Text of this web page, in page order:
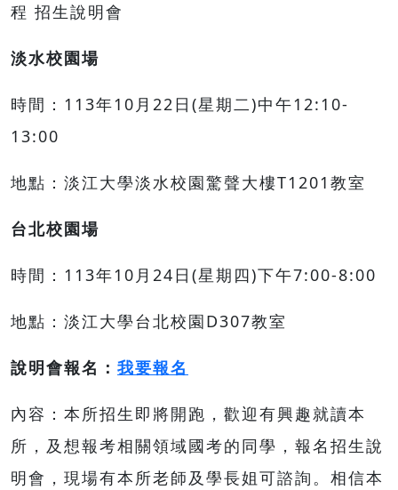
程 招生說明會
淡水校園場
時間：113年10月22日(星期二)中午12:10-
13:00
地點：淡江大學淡水校園驚聲大樓T1201教室
台北校園場
時間：113年10月24日(星期四)下午7:00-8:00
地點：淡江大學台北校園D307教室
說明會報名： 我要報名
內容：本所招生即將開跑，歡迎有興趣就讀本
所，及想報考相關領域國考的同學，報名招生說
明會，現場有本所老師及學長姐可諮詢。相信本